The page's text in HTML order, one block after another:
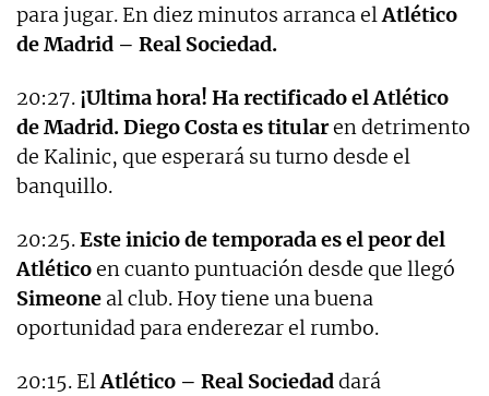
para jugar. En diez minutos arranca elAtlético
de Madrid – Real Sociedad.
20:27. ¡Ultima hora! Ha rectificado el Atlético
de Madrid. Diego Costa es titularen detrimento
de Kalinic, que esperará su turno desde el
banquillo.
20:25.Este inicio de temporada es el peor del
Atléticoen cuanto puntuación desde que llegó
Simeone al club. Hoy tiene una buena
oportunidad para enderezar el rumbo.
20:15. ElAtlético – Real Sociedaddará